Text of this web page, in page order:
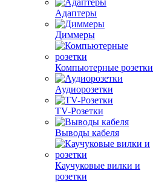
Адаптеры
Диммеры
Компьютерные розетки
Аудиорозетки
TV-Розетки
Выводы кабеля
Каучуковые вилки и
розетки